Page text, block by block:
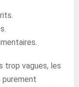
trop vagues, les
purement